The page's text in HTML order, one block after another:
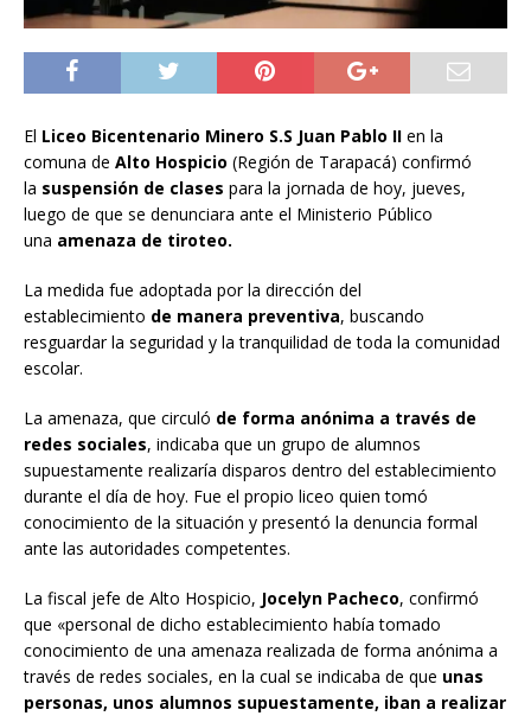
El Liceo Bicentenario Minero S.S Juan Pablo II en la
comuna de Alto Hospicio (Región de Tarapacá) confirmó
la suspensión de clases para la jornada de hoy, jueves,
luego de que se denunciara ante el Ministerio Público
una amenaza de tiroteo.
La medida fue adoptada por la dirección del
establecimiento de manera preventiva, buscando
resguardar la seguridad y la tranquilidad de toda la comunidad
escolar.
La amenaza, que circuló de forma anónima a través de
redes sociales, indicaba que un grupo de alumnos
supuestamente realizaría disparos dentro del establecimiento
durante el día de hoy. Fue el propio liceo quien tomó
conocimiento de la situación y presentó la denuncia formal
ante las autoridades competentes.
La fiscal jefe de Alto Hospicio, Jocelyn Pacheco, confirmó
que «personal de dicho establecimiento había tomado
conocimiento de una amenaza realizada de forma anónima a
través de redes sociales, en la cual se indicaba de que unas
personas, unos alumnos supuestamente, iban a realizar